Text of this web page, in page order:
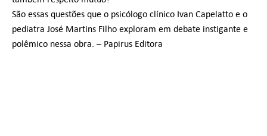
São essas questões que o psicólogo clínico Ivan Capelatto e o
pediatra José Martins Filho exploram em debate instigante e
polêmico nessa obra. – Papirus Editora